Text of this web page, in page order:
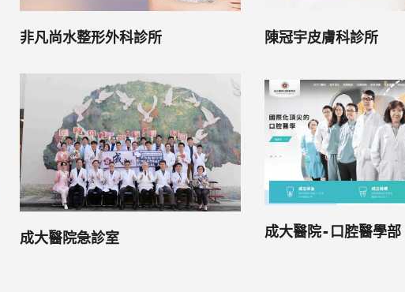
非凡尚水整形外科診所 陳冠宇皮膚科診所
成大醫院急診室 成大醫院-口腔醫學部